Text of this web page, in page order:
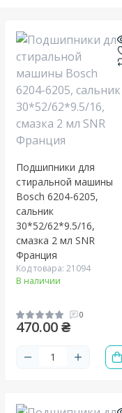
Подшипники для
стиральной машины
Bosch 6204-6205,
сальник
30*52/62*9.5/16,
смазка 2 мл SNR
Франция
Код товара: 21094
В наличии
0
470.00 ₴